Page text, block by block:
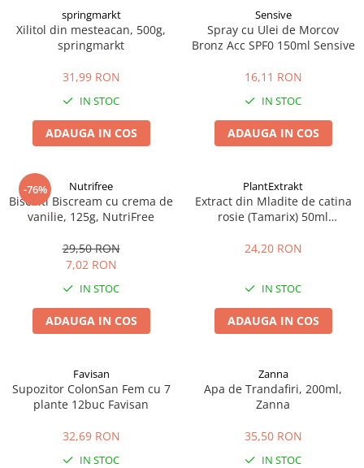
springmarkt
Xilitol din mesteacan, 500g,
springmarkt
31,99 RON
IN STOC
ADAUGA IN COS
Sensive
Spray cu Ulei de Morcov
Bronz Acc SPF0 150ml Sensive
16,11 RON
IN STOC
ADAUGA IN COS
-76% Nutrifree
Biscuiti Biscream cu crema de
vanilie, 125g, NutriFree
29,50 RON
7,02 RON
IN STOC
ADAUGA IN COS
PlantExtrakt
Extract din Mladite de catina
rosie (Tamarix) 50ml
24,20 RON
IN STOC
ADAUGA IN COS
Favisan
Supozitor ColonSan Fem cu 7
plante 12buc Favisan
32,69 RON
IN STOC
Zanna
Apa de Trandafiri, 200ml,
Zanna
35,50 RON
IN STOC